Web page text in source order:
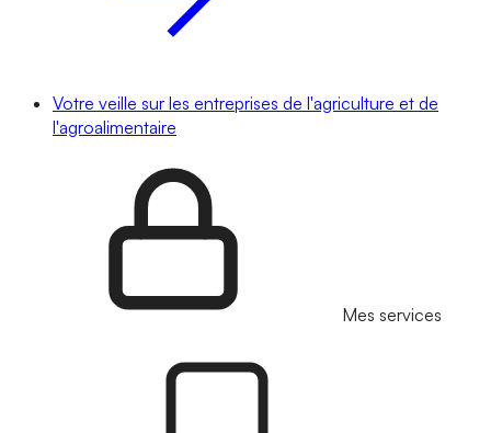
Votre veille sur les entreprises de l'agriculture et de
l'agroalimentaire
Mes services